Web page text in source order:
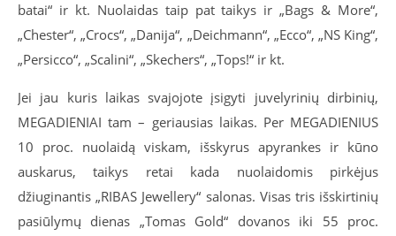
batai“ ir kt. Nuolaidas taip pat taikys ir „Bags & More“,
„Chester“, „Crocs“, „Danija“, „Deichmann“, „Ecco“, „NS King“,
„Persicco“, „Scalini“, „Skechers“, „Tops!“ ir kt.
Jei jau kuris laikas svajojote įsigyti juvelyrinių dirbinių,
MEGADIENIAI tam – geriausias laikas. Per MEGADIENIUS
10 proc. nuolaidą viskam, išskyrus apyrankes ir kūno
auskarus, taikys retai kada nuolaidomis pirkėjus
džiuginantis „RIBAS Jewellery“ salonas. Visas tris išskirtinių
pasiūlymų dienas „Tomas Gold“ dovanos iki 55 proc.